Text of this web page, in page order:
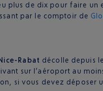
plus de dix pour faire
par le comptoir de
Rabat décolle depuis le
sur l’aéroport au
si vous devez